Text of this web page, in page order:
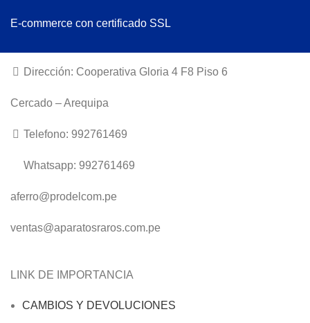
E-commerce con certificado SSL
Dirección: Cooperativa Gloria 4 F8 Piso 6
Cercado – Arequipa
Telefono: 992761469
Whatsapp: 992761469
aferro@prodelcom.pe
ventas@aparatosraros.com.pe
LINK DE IMPORTANCIA
CAMBIOS Y DEVOLUCIONES